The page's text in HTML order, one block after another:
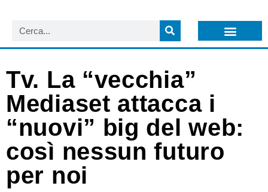
Tv. La “vecchia”
Mediaset attacca i
“nuovi” big del web:
così nessun futuro
per noi